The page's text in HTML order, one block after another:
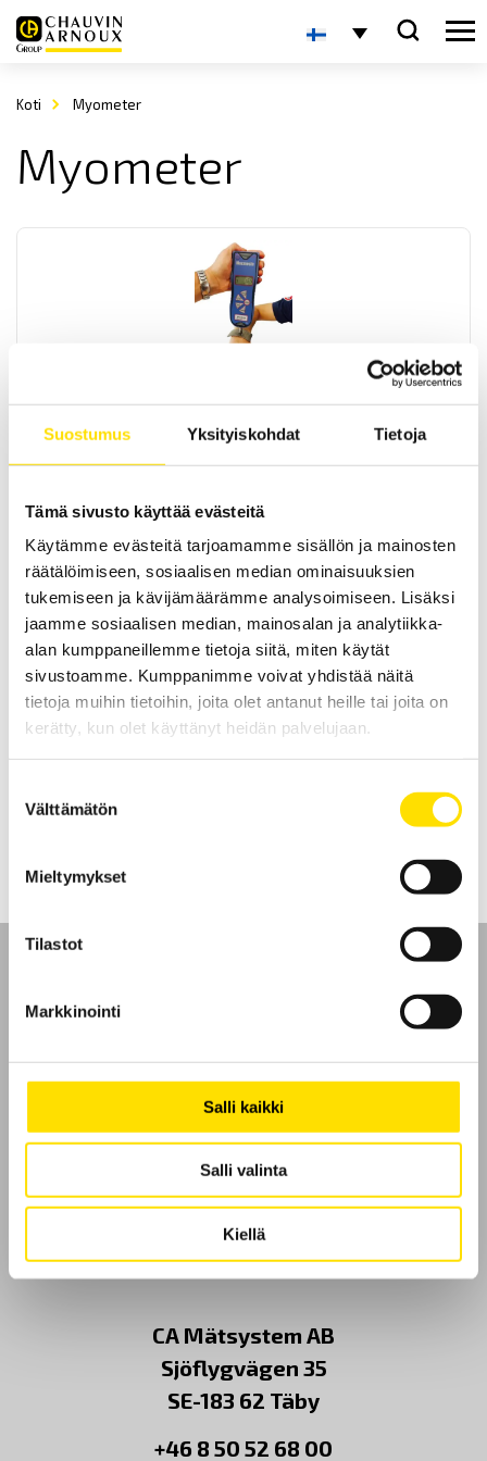
Suostumus Yksityiskohdat Tietoja
Tämä sivusto käyttää evästeitä
Käytämme evästeitä tarjoamamme sisällön ja mainosten
räätälöimiseen, sosiaalisen median ominaisuuksien
tukemiseen ja kävijämäärämme analysoimiseen. Lisäksi
jaamme sosiaalisen median, mainosalan ja analytiikka-
alan kumppaneillemme tietoja siitä, miten käytät
sivustoamme. Kumppanimme voivat yhdistää näitä
tietoja muihin tietoihin, joita olet antanut heille tai joita on
kerätty, kun olet käyttänyt heidän palvelujaan.
valinta
Välttämätön
Mieltymykset
Tilastot
Markkinointi
Salli kaikki
Salli valinta
Kiellä
Koti Myometer
Myometer
muskel testning av tex armar och ben.
Myometer BFG 1000
muskel testning av tex armar och ben.
Ota yhteyttä
Tietoa meistä
GDPR
Evästeet
CA Mätsystem AB
Sjöflygvägen 35
SE-183 62 Täby
+46 8 50 52 68 00